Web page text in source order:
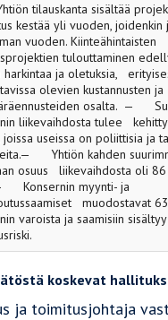
tilauskanta sisältää
kestää yli vuoden, joidenkin
vuoden. Kiinteähintaisten
tulouttaminen
harkintaa ja oletuksia,
olevien kustannusten ja
osalta. —
liikevaihdosta tulee
joissa useissa on poliittisia ja
Yhtiön kahden
osuus liikevaihdosta oli 86
Konsernin myynti- ja
muodostavat
varoista ja saamisiin sisältyy
koskevat
ja toimitusjohtaja